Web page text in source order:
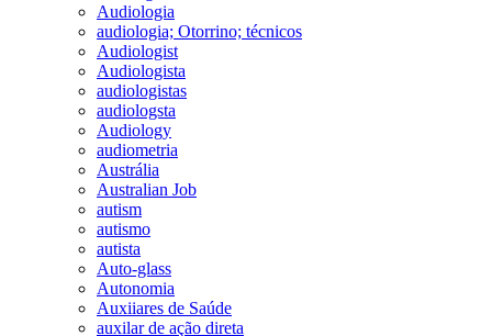
Audiologia
audiologia; Otorrino; técnicos
Audiologist
Audiologista
audiologistas
audiologsta
Audiology
audiometria
Austrália
Australian Job
autism
autismo
autista
Auto-glass
Autonomia
Auxiiares de Saúde
auxilar de ação direta